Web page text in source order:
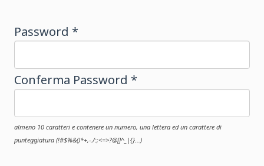
Password *
Conferma Password *
almeno 10 caratteri e contenere un numero, una lettera ed un carattere di
punteggiatura (!#$%&()*+,-./:;<=>?@[]^_|{}...)